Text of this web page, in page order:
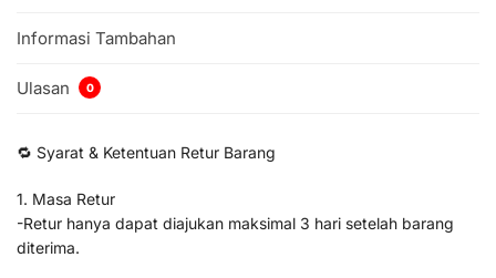
Informasi Tambahan
Ulasan 0
🔁 Syarat & Ketentuan Retur Barang
1. Masa Retur
-Retur hanya dapat diajukan maksimal 3 hari setelah barang
diterima.